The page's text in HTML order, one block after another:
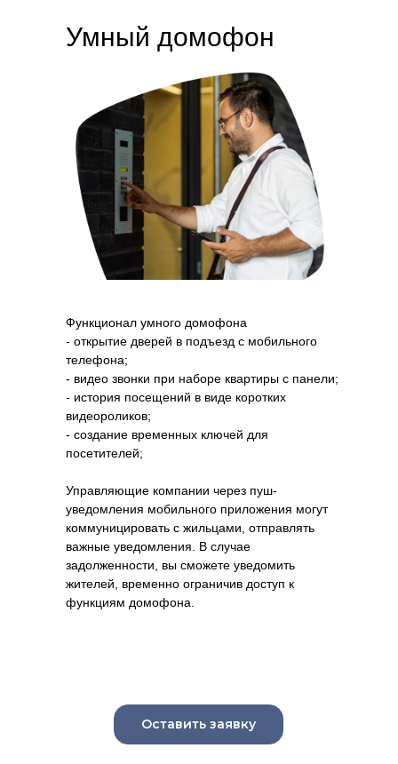
Умный домофон
Оставить заявку
Функционал умного домофона
- открытие дверей в подъезд с мобильного
телефона;
- видео звонки при наборе квартиры с панели;
- история посещений в виде коротких
видеороликов;
- создание временных ключей для
посетителей;
Управляющие компании через пуш-
уведомления мобильного приложения могут
коммуницировать с жильцами, отправлять
важные уведомления. В случае
задолженности, вы сможете уведомить
жителей, временно ограничив доступ к
функциям домофона.